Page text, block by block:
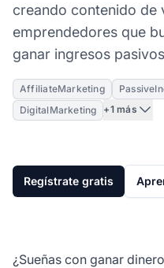
creando contenido de
emprendedores que
ganar ingresos
AffiliateMarketing
DigitalMarketing
+1 más
Regístrate gratis
¿Sueñas con ganar